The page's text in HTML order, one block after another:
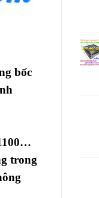
bốc
trong